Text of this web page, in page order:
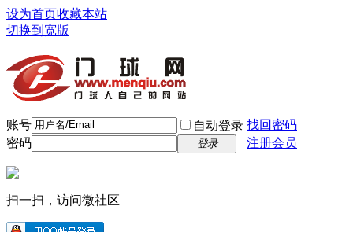
设为首页收藏本站
切换到宽版
账号 自动登录 找回密码
密码
登录 注册会员
扫一扫，访问微社区